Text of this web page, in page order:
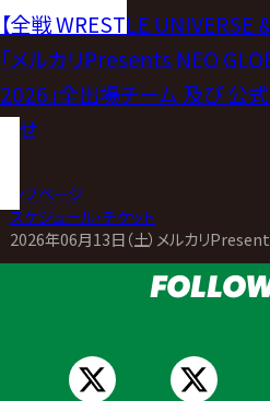
【全戦 WRESTLE UNIVERSE
「メルカリPresents NEO
2026」全出場チーム 及び 公
らせ
トップページ
>スケジュール・チケット
2026年06月13日（土）メルカリ